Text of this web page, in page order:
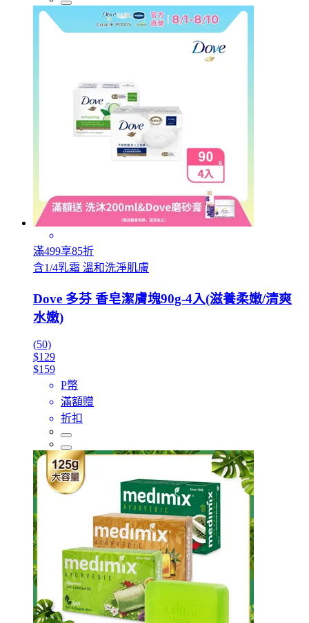
滿499享85折
含1/4乳霜 溫和洗淨肌膚
Dove 多芬 香皂潔膚塊90g-4入(滋養柔嫩/清爽
水嫩)
(50)
$129
$159
P幣
滿額贈
折扣